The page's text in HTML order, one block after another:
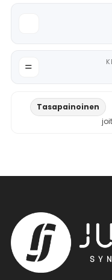
Tasapainoinen